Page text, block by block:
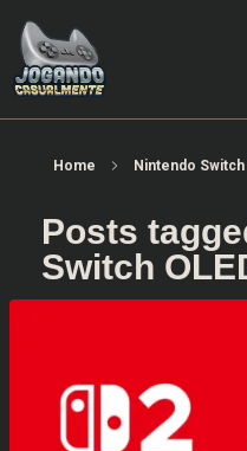
Home Nintendo Switch
Posts
Switch